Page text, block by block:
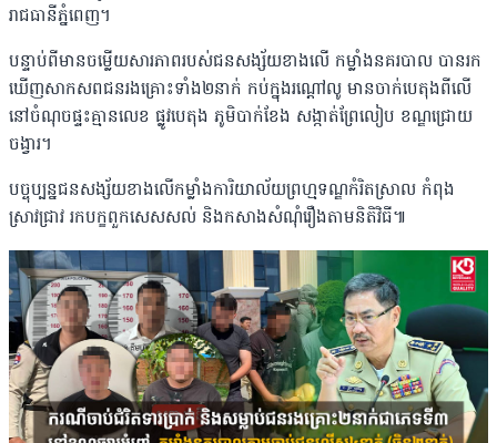
រាជធានីភ្នំពេញ។
បន្ទាប់ពីមានចម្លើយសារភាពរបស់ជនសង្ស័យខាងលើ កម្លាំងនគរបាល បានរក
ឃើញសាកសពជនរងគ្រោះទាំង២នាក់ កប់ក្នុងរណ្តៅលូ មានចាក់បេតុងពីលើ
នៅចំណុចផ្ទះគ្មានលេខ ផ្លូវបេតុង ភូមិបាក់ខែង សង្កាត់ព្រែលៀប ខណ្ឌជ្រោយ
ចង្វារ។
បច្ចុប្បន្នជនសង្ស័យខាងលើកម្លាំងការិយាល័យព្រហ្មទណ្ឌកំរិតស្រាល កំពុង
ស្រាវជ្រាវ រកបក្ខពួកសេសសល់ និងកសាងសំណុំរឿងតាមនិតិវិធី៕